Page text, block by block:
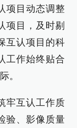
项目动态调整
项目，及时剔
互认项目的科
工作始终贴合
。
牢互认工作质
验、影像质量